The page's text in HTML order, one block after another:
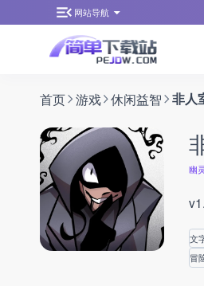
网站导航
首页 游戏 休闲益智 非人
幽
文
冒